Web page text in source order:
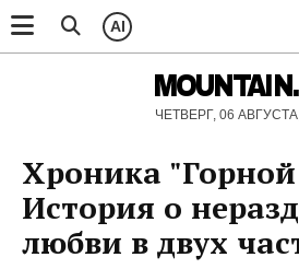
AI
ЧЕТВЕРГ, 06
Хроника
История о
любви в двух